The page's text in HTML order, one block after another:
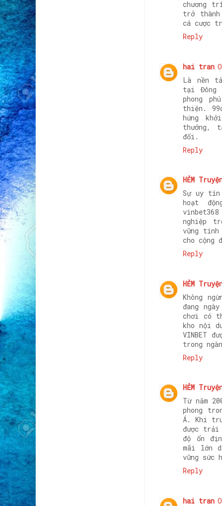
chương
trở
cá cược
Reply
hai tran
Là nền
tại Đông
phong
thiện.
hứng
thưởng,
đối.
Reply
HẺM
Sự uy
hoạt
nghiệp
vững
cho cộng
Reply
HẺM
Không
đang
chơi có
kho nội
VINBET
trong
Reply
HẺM
Từ năm
phong
Á. Khi
được trải
độ ổn
mãi lớn
vững
Reply
hai tran